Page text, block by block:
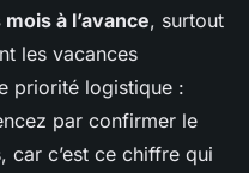
à l’avance, surtout
les vacances
priorité logistique :
par confirmer le
car c’est ce chiffre qui